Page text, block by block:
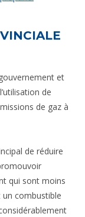
et
de
de gaz à
de réduire
qui sont moins
un combustible